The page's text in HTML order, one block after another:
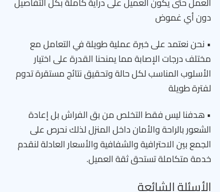
دون أي غموض
• نحن نعتمد على خبرة عملية طويلة في التعامل مع
مختلف درجات الإصابة مما يمنحنا القدرة على اختيار
الأسلوب المناسب لكل حالة وتحقيق نتائج مستقرة تدوم
لفترة طويلة
• هدفنا ليس فقط التخلص من بق الفراش بل إعادة
الشعور بالراحة والأمان داخل المنزل لذلك نحرص على
الجمع بين الاحترافية والشفافية والأسعار العادلة لنقدم
خدمة متكاملة تستحق ثقة العميل.
الأسئلة الشائعة